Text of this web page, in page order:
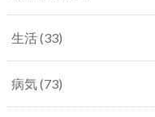
生活(33)
病気(73)